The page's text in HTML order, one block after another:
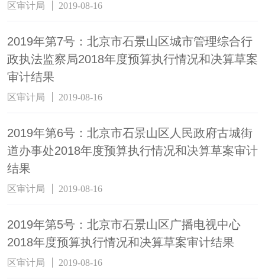
区审计局 2019-08-16
2019年第7号：北京市石景山区城市管理综合行
政执法监察局2018年度预算执行情况和决算草案
审计结果
区审计局 2019-08-16
2019年第6号：北京市石景山区人民政府古城街
道办事处2018年度预算执行情况和决算草案审计
结果
区审计局 2019-08-16
2019年第5号：北京市石景山区广播电视中心
2018年度预算执行情况和决算草案审计结果
区审计局 2019-08-16